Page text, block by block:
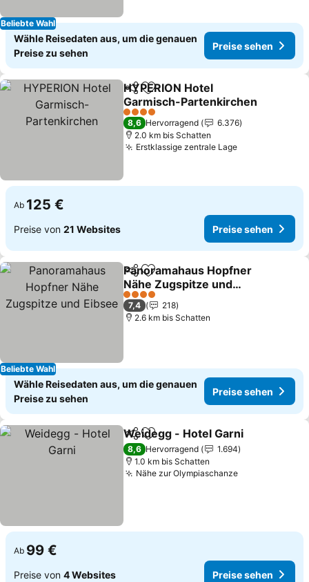
Beliebte Wahl
Wähle Reisedaten aus, um die genauen
Preise zu sehen
Preise sehen
TeilenZu Favoriten hinzufügen
HYPERION Hotel
Garmisch-Partenkirchen
4 Sterne
8,6 Hervorragend
6.376
2.0 km bis Schatten
Erstklassige zentrale Lage
Ab 125 €
Preise von 21 Websites Preise sehen
Beliebte Wahl
TeilenZu Favoriten hinzufügen
Panoramahaus Hopfner
Nähe Zugspitze und
Eibsee
4 Sterne
7,4
218
2.6 km bis Schatten
Wähle Reisedaten aus, um die genauen
Preise zu sehen
Preise sehen
TeilenZu Favoriten hinzufügen
Weidegg - Hotel Garni
8,6 Hervorragend
1.694
1.0 km bis Schatten
Nähe zur Olympiaschanze
Ab 99 €
Preise von 4 Websites Preise sehen